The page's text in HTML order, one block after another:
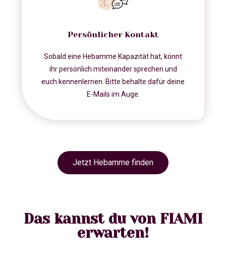
Persönlicher Kontakt
Sobald eine Hebamme Kapazität hat, könnt
ihr persönlich miteinander sprechen und
euch kennenlernen. Bitte behalte dafür deine
E-Mails im Auge.
Jetzt Hebamme finden
Das kannst du von FIAMI
erwarten!